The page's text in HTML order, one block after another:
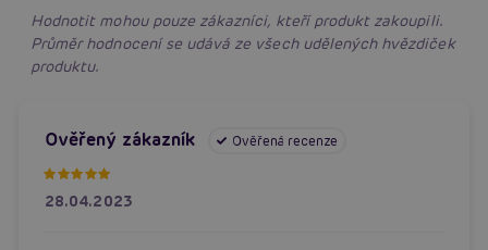
Hodnotit mohou pouze zákazníci, kteří produkt zakoupili.
Průměr hodnocení se udává ze všech udělených hvězdiček
produktu.
Ověřený zákazník Ověřená recenze
28.04.2023